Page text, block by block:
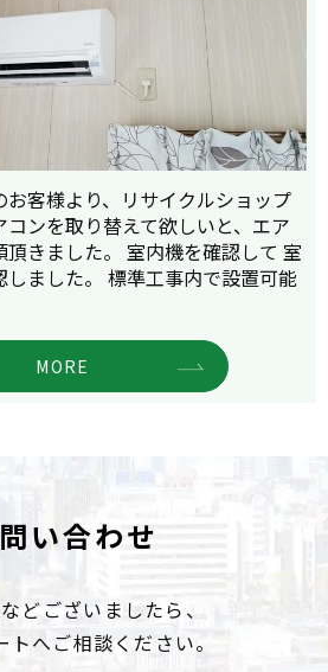
客様より、リサイクルショップ
ンを取り替えて欲しいと、エア
きました。 室内機を確認して 室
ました。 標準工事内で設置可能
MORE
い合わせ
どございましたら、
トへご相談ください。